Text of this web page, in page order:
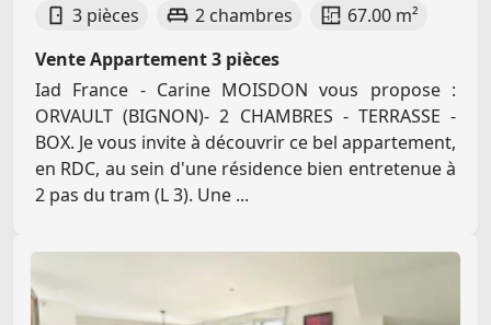
3 pièces 2 chambres
67.00 m²
Vente Appartement 3 pièces
Iad France - Carine MOISDON vous propose :
ORVAULT (BIGNON)- 2 CHAMBRES - TERRASSE -
BOX. Je vous invite à découvrir ce bel appartement,
en RDC, au sein d'une résidence bien entretenue à
2 pas du tram (L 3). Une ...